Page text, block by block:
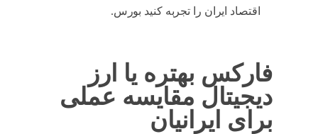
اقتصاد ایران را تجربه کنید بورس.
فارکس بهتره یا ارز
دیجیتال مقایسه عملی
برای ایرانیان